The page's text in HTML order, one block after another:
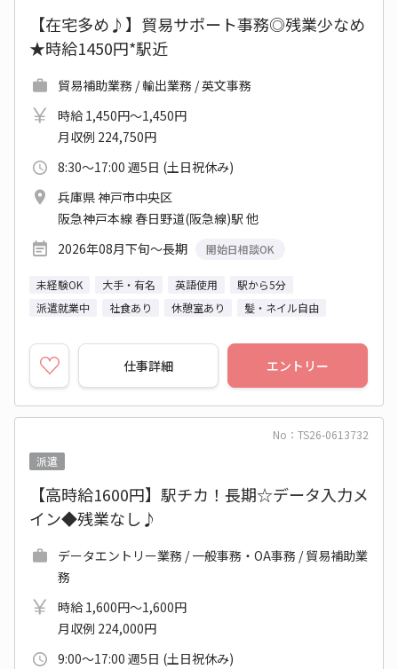
【在宅多め♪】貿易サポート事務◎残業少なめ
★時給1450円*駅近
貿易補助業務 / 輸出業務 / 英文事務
時給 1,450円～1,450円
月収例 224,750円
8:30～17:00 週5日 (土日祝休み)
兵庫県 神戸市中央区
阪急神戸本線 春日野道(阪急線)駅 他
2026年08月下旬～長期
開始日相談OK
未経験OK 大手・有名 英語使用
駅から5分
派遣就業中
社食あり 休憩室あり 髪・ネイル自由
仕事詳細 エントリー
No：TS26-0613732
派遣
【高時給1600円】駅チカ！長期☆データ入力メ
イン◆残業なし♪
データエントリー業務 / 一般事務・OA事務 / 貿易補助業
務
時給 1,600円～1,600円
月収例 224,000円
9:00～17:00 週5日 (土日祝休み)